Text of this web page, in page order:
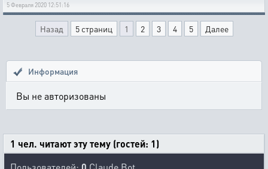
5 Февраля 2020 12:51:16
Назад 5 страниц 1 2 3 4 5 Далее
Информация
Вы не авторизованы
1 чел. читают эту тему (гостей: 1)